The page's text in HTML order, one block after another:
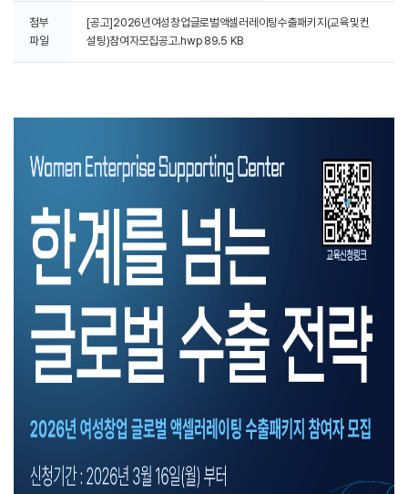
첨부
파일
[공고]2026년여성창업글로벌액셀러레이팅수출패키지(교육및컨
설팅)참여자모집공고.hwp89.5 KB